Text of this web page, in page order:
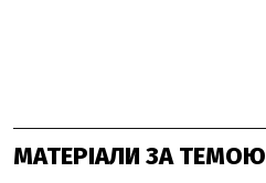
МАТЕРІАЛИ ЗА ТЕМОЮ